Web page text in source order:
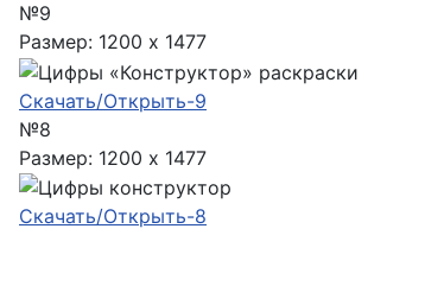
№9
Размер: 1200 x 1477
Скачать/Открыть-9
№8
Размер: 1200 x 1477
Скачать/Открыть-8